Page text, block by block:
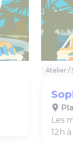
Atelier /
Les
12h